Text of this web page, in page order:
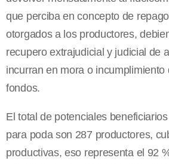
que perciba en concepto de
otorgados a los productores,
recupero extrajudicial y judicial de
incurran en mora o
fondos.
El total de potenciales
para poda son 287 productores,
productivas, eso representa el 92